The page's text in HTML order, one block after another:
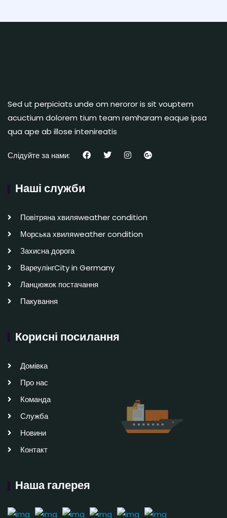
Sed ut perpiciats unde om neroror is sit vouptem
acuctium dolorem tium team remharam eaque ipsa
qua ape ab illose intenireatis
Слідуйте за нами:
Наші служби
Повітряна хвиляweather condition
Морська хвиляweather condition
Захисна дорога
ВареулінгCity in Germany
Ланцюжок постачання
Пакування
Корисні посилання
Домівка
Про нас
Команда
Служба
Новини
Контакт
Наша галерея